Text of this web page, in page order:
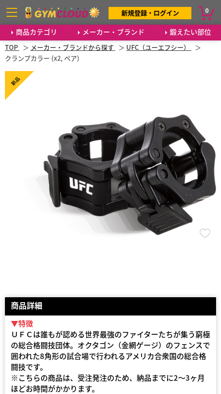
商品カテゴリ メーカー・ブランド 鍛えたい部位
新規登録・ログイン 0
TOP メーカー・ブランドから探す
UFC（ユーエフシー）
クランプカラー (x2, ペア)
新品
商品詳細
▼特徴
ＵＦＣは誰もが認める世界最強のファイターたちが集う窮極
の総合格闘技団体。オクタゴン（金網ゲージ）のフェンスで
囲われた8角形の試合場で行われるアメリカ合衆国の総合格
闘技です。
※こちらの商品は、受注発注のため、納品までに2〜3ヶ月
ほどお時間がかかります。